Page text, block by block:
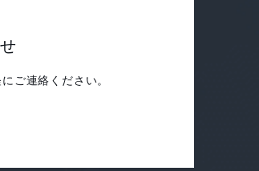
ご連絡ください。